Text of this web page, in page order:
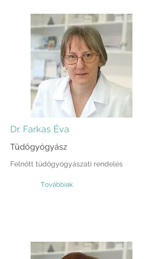
Dr. Farkas Éva
Tüdőgyógyász
Felnőtt tüdőgyógyászati rendelés
Továbbiak